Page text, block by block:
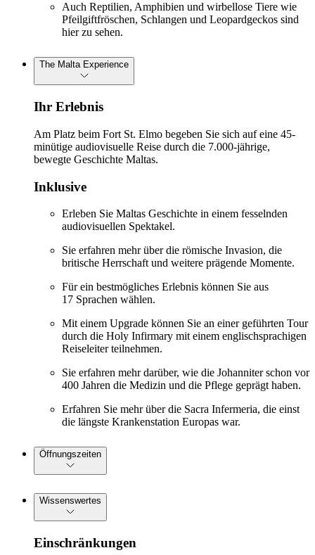
Auch Reptilien, Amphibien und wirbellose Tiere wie
Pfeilgiftfröschen, Schlangen und Leopardgeckos sind
hier zu sehen.
The Malta Experience
Ihr Erlebnis
Am Platz beim Fort St. Elmo begeben Sie sich auf eine 45-
minütige audiovisuelle Reise durch die 7.000-jährige,
bewegte Geschichte Maltas.
Inklusive
Erleben Sie Maltas Geschichte in einem fesselnden
audiovisuellen Spektakel.
Sie erfahren mehr über die römische Invasion, die
britische Herrschaft und weitere prägende Momente.
Für ein bestmögliches Erlebnis können Sie aus
17 Sprachen wählen.
Mit einem Upgrade können Sie an einer geführten Tour
durch die Holy Infirmary mit einem englischsprachigen
Reiseleiter teilnehmen.
Sie erfahren mehr darüber, wie die Johanniter schon vor
400 Jahren die Medizin und die Pflege geprägt haben.
Erfahren Sie mehr über die Sacra Infermeria, die einst
die längste Krankenstation Europas war.
Öffnungszeiten
Wissenswertes
Einschränkungen